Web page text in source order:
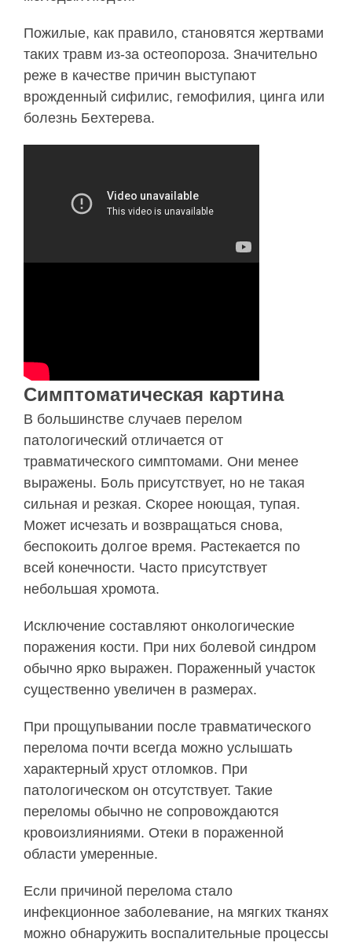
Пожилые, как правило, становятся жертвами
таких травм из-за остеопороза. Значительно
реже в качестве причин выступают
врожденный сифилис, гемофилия, цинга или
болезнь Бехтерева.
Симптоматическая картина
В большинстве случаев перелом
патологический отличается от
травматического симптомами. Они менее
выражены. Боль присутствует, но не такая
сильная и резкая. Скорее ноющая, тупая.
Может исчезать и возвращаться снова,
беспокоить долгое время. Растекается по
всей конечности. Часто присутствует
небольшая хромота.
Исключение составляют онкологические
поражения кости. При них болевой синдром
обычно ярко выражен. Пораженный участок
существенно увеличен в размерах.
При прощупывании после травматического
перелома почти всегда можно услышать
характерный хруст отломков. При
патологическом он отсутствует. Такие
переломы обычно не сопровождаются
кровоизлияниями. Отеки в пораженной
области умеренные.
Если причиной перелома стало
инфекционное заболевание, на мягких тканях
можно обнаружить воспалительные процессы